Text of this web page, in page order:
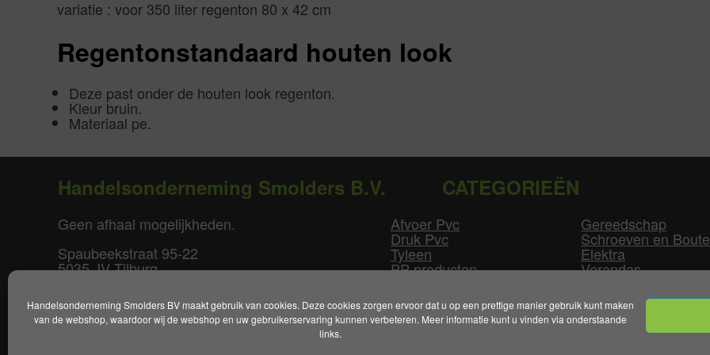
Handelsonderneming Smolders BV maakt gebruik van cookies. Deze cookies zorgen ervoor dat u op een prettige manier gebruik kunt maken
van de webshop, waardoor wij de webshop en uw gebruikerservaring kunnen verbeteren. Meer informatie kunt u vinden via onderstaande
links.
variatie : voor 350 liter regenton 80 x 42 cm
Regentonstandaard houten look
Deze past onder de houten look regenton.
Kleur bruin.
Materiaal pe.
Handelsonderneming Smolders B.V.
Geen afhaal mogelijkheden.
Spaubeekstraat 95-22
5035 JV Tilburg
T. +31(0)85-0640877
E.info@smoldersbv.nl
CATEGORIEËN
Afvoer Pvc
Druk Pvc
Tyleen
PP producten
GLW producten
Gereedschap
Schroeven en
Elektra
Verandas
Overige
|Algemene Voorwaarden